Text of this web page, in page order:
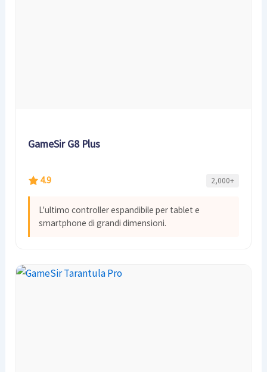
GameSir G8 Plus
4.9 2,000+
L'ultimo controller espandibile per tablet e
smartphone di grandi dimensioni.